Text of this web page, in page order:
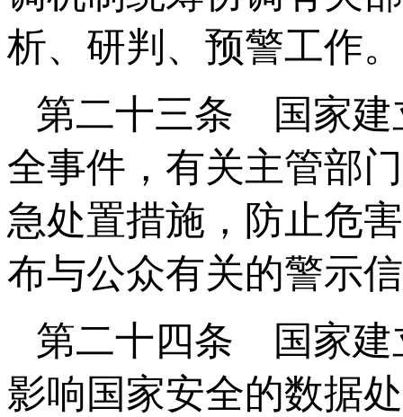
析、研判、预警工作。
第二十三条 国家建
全事件，有关主管部
急处置措施，防止危
布与公众有关的警示
第二十四条 国家建
影响国家安全的数据